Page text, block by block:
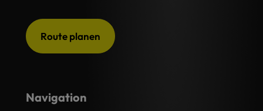
Navigation
Route planen